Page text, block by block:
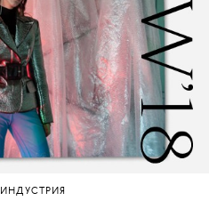
ИНДУСТРИЯ